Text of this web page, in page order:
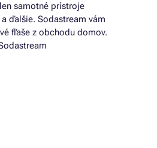
samotné prístroje
ďalšie. Sodastream vám
fľaše z obchodu domov.